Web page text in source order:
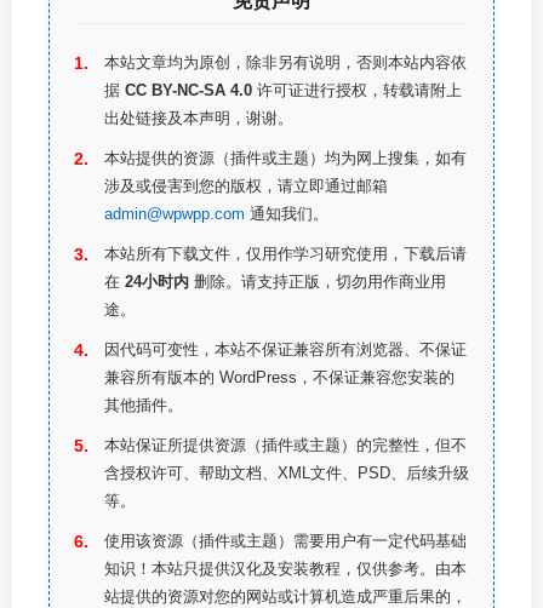
本站文章均为原创，除非另有说明，否则本站内容依
据 CC BY-NC-SA 4.0 许可证进行授权，转载请附上
出处链接及本声明，谢谢。
本站提供的资源（插件或主题）均为网上搜集，如有
涉及或侵害到您的版权，请立即通过邮箱
admin@wpwpp.com 通知我们。
本站所有下载文件，仅用作学习研究使用，下载后请
在 24小时内 删除。请支持正版，切勿用作商业用
途。
因代码可变性，本站不保证兼容所有浏览器、不保证
兼容所有版本的 WordPress，不保证兼容您安装的
其他插件。
本站保证所提供资源（插件或主题）的完整性，但不
含授权许可、帮助文档、XML文件、PSD、后续升级
等。
使用该资源（插件或主题）需要用户有一定代码基础
知识！本站只提供汉化及安装教程，仅供参考。由本
站提供的资源对您的网站或计算机造成严重后果的，